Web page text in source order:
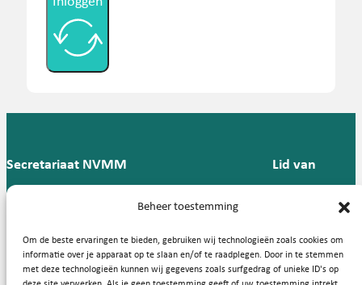
Beheer toestemming
Om de beste ervaringen te bieden, gebruiken wij technologieën zoals cookies om
informatie over je apparaat op te slaan en/of te raadplegen. Door in te stemmen
met deze technologieën kunnen wij gegevens zoals surfgedrag of unieke ID's op
Secretariaat NVMM
Groningen
T: 088 -
57
Lid van